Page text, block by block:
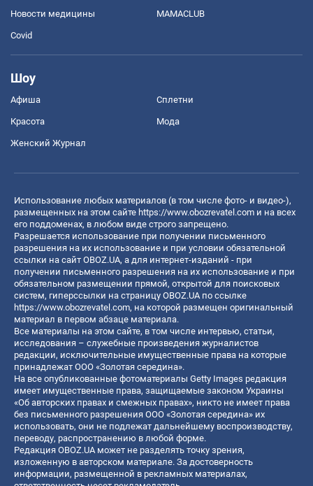
Новости медицины MAMACLUB
Covid
Шоу
Афиша Сплетни
Красота Мода
Женский Журнал
Использование любых материалов (в том числе фото- и видео-),
размещенных на этом сайте https://www.obozrevatel.com и на всех
его поддоменах, в любом виде строго запрещено.
Разрешается использование при получении письменного
разрешения на их использование и при условии обязательной
ссылки на сайт OBOZ.UA, а для интернет-изданий - при
получении письменного разрешения на их использование и при
обязательном размещении прямой, открытой для поисковых
систем, гиперссылки на страницу OBOZ.UA по ссылке
https://www.obozrevatel.com, на которой размещен оригинальный
материал в первом абзаце материала.
Все материалы на этом сайте, в том числе интервью, статьи,
исследования – служебные произведения журналистов
редакции, исключительные имущественные права на которые
принадлежат ООО «Золотая середина».
На все опубликованные фотоматериалы Getty Images редакция
имеет имущественные права, защищаемые законом Украины
«Об авторских правах и смежных правах», никто не имеет права
без письменного разрешения ООО «Золотая середина» их
использовать, они не подлежат дальнейшему воспроизводству,
переводу, распространению в любой форме.
Редакция OBOZ.UA может не разделять точку зрения,
изложенную в авторском материале. За достоверность
информации, размещенной в рекламных материалах,